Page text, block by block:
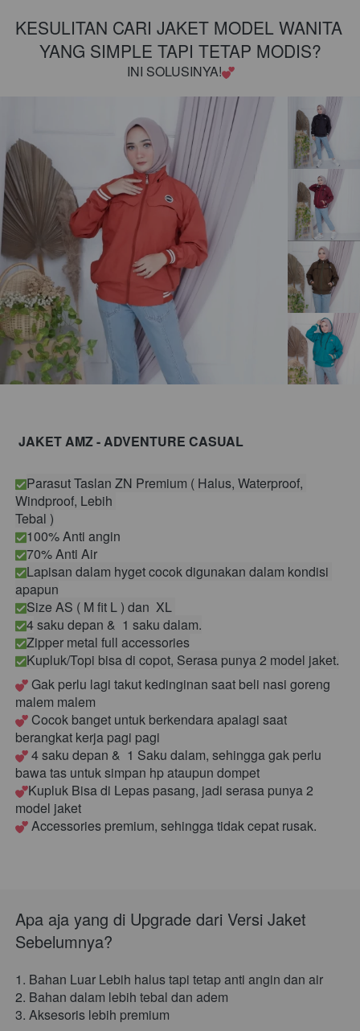
KESULITAN CARI JAKET MODEL WANITA
YANG SIMPLE TAPI TETAP MODIS?
INI SOLUSINYA!
JAKET AMZ - ADVENTURE CASUAL
Parasut Taslan ZN Premium ( Halus, Waterproof,
Windproof, Lebih
Tebal )
100% Anti angin
70% Anti Air
Lapisan dalam hyget cocok digunakan dalam kondisi
apapun
Size AS ( M fit L ) dan  XL
4 saku depan &  1 saku dalam.
Zipper metal full accessories
Kupluk/Topi bisa di copot, Serasa punya 2 model jaket.
Gak perlu lagi takut kedinginan saat beli nasi goreng
malem malem
Cocok banget untuk berkendara apalagi saat
berangkat kerja pagi pagi
4 saku depan &  1 Saku dalam, sehingga gak perlu
bawa tas untuk simpan hp ataupun dompet
Kupluk Bisa di Lepas pasang, jadi serasa punya 2
model jaket
Accessories premium, sehingga tidak cepat rusak.
Apa aja yang di Upgrade dari Versi Jaket
Sebelumnya?
1. Bahan Luar Lebih halus tapi tetap anti angin dan air
2. Bahan dalam lebih tebal dan adem
3. Aksesoris lebih premium